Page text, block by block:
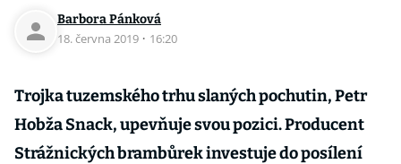
Barbora Pánková
18. června 2019 · 16:20
Trojka tuzemského trhu slaných pochutin, Petr
Hobža Snack, upevňuje svou pozici. Producent
Strážnických brambůrek investuje do posílení